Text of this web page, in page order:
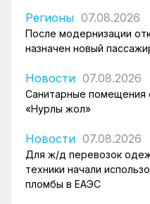
Регионы 07.08.2026
После модернизации
назначен новый
Новости 07.08.2026
Санитарные помещения
«Нурлы жол»
Новости 07.08.2026
Для ж/д перевозок
техники начали
пломбы в ЕАЭС